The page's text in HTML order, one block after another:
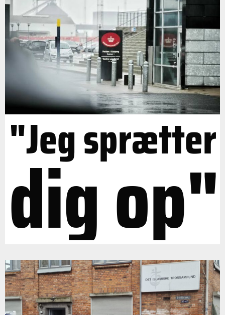
"Jeg sprætter
dig op"